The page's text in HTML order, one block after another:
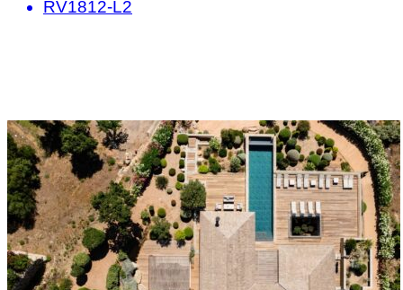
RV1812-L2